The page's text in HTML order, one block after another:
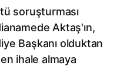
soruşturması
Aktaş'ın,
Başkanı olduktan
ihale almaya